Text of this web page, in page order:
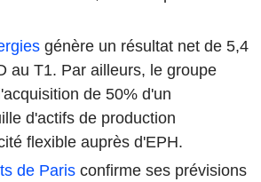
génère un résultat net de 5,4
au T1. Par ailleurs, le groupe
de 50% d'un
d'actifs de production
flexible auprès d'EPH.
de Paris confirme ses prévisions